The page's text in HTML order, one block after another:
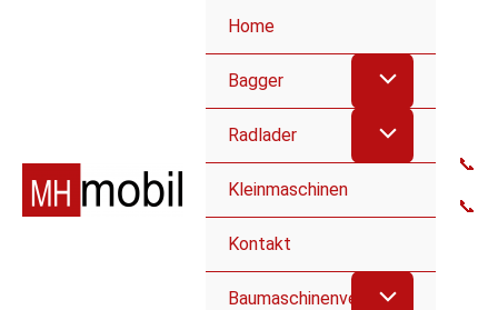
Home
Bagger
Radlader
Kleinmaschinen
Kontakt
Baumaschinenvermietu
📞
📞